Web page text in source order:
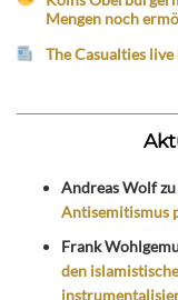
Mengen noch
The Casualties
Andreas Wolfzu
Antisemitismus
Frank
den